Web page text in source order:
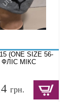
(ONE SIZE 56-
ФЛІС МІКС
грн.